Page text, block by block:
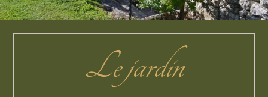
Le jardin